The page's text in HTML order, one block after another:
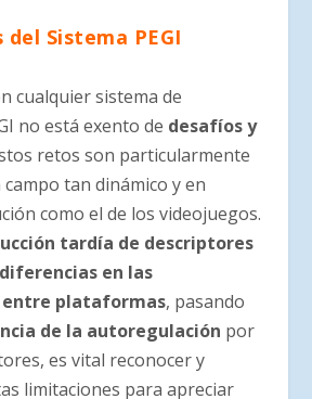
Sistema PEGI
cualquier sistema de
no está exento de desafíos y
retos son particularmente
tan dinámico y en
como el de los videojuegos.
tardía de descriptores
diferencias en las
entre plataformas, pasando
de la autoregulación por
es vital reconocer y
limitaciones para apreciar